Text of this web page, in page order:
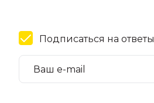
Подписаться на ответы